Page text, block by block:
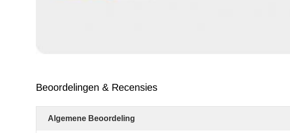
Beoordelingen & Recensies
Algemene Beoordeling